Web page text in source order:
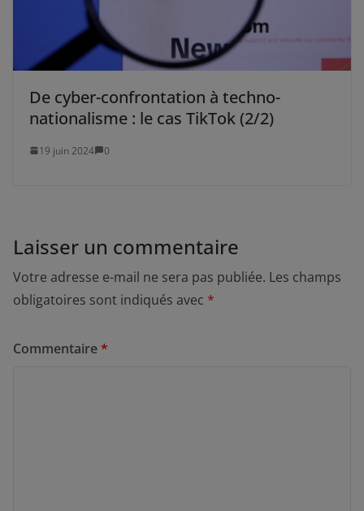
De cyber-confrontation à techno-
nationalisme : le cas TikTok (2/2)
19 juin 2024 0
Laisser un commentaire
Votre adresse e-mail ne sera pas publiée. Les champs
obligatoires sont indiqués avec *
Commentaire*